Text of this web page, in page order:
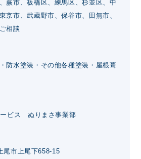
蕨市、板橋区、練馬区、杉並区、中
京市、武蔵野市、保谷市、田無市、
相談
防水塗装・その他各種塗装・屋根葺
ビス ぬりまさ事業部
尾市上尾下658-15